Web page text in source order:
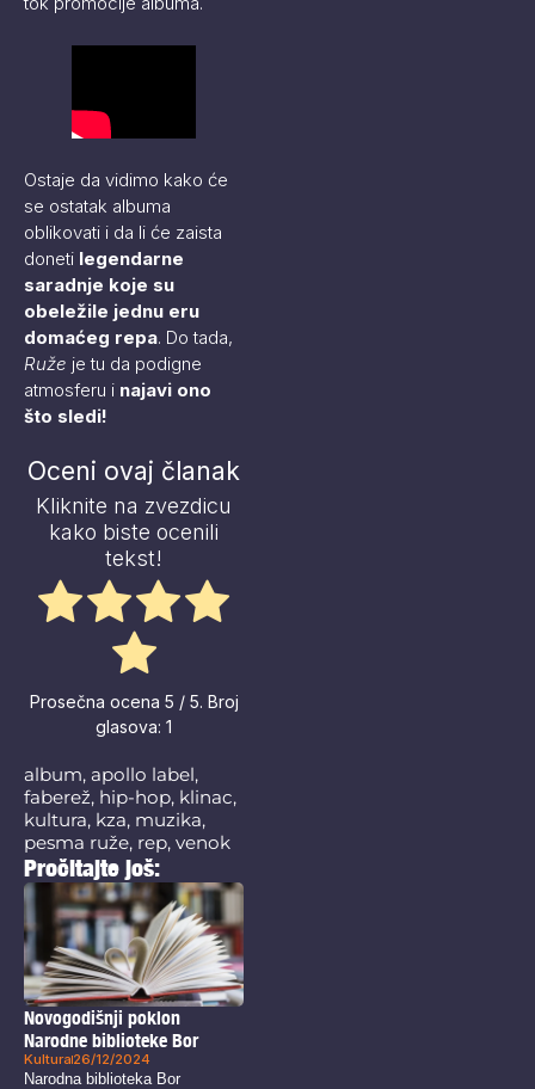
Ostaje da vidimo kako će
se ostatak albuma
oblikovati i da li će zaista
doneti legendarne
saradnje koje su
obeležile jednu eru
domaćeg repa. Do tada,
Ruže je tu da podigne
atmosferu i najavi ono
što sledi!
Oceni ovaj članak
Kliknite na zvezdicu
kako biste ocenili
tekst!
Prosečna ocena 5 / 5. Broj
glasova: 1
album, apollo label,
faberež, hip-hop, klinac,
kultura, kza, muzika,
pesma ruže, rep, venok
Pročitajte još:
Novogodišnji poklon
Narodne biblioteke Bor
Kultura 26/12/2024
Narodna biblioteka Bor